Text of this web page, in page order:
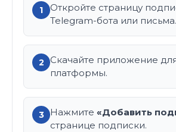
1
Откройте страницу
Telegram-бота или письма.
2
Скачайте приложение
платформы.
3 Нажмите «Добавить
странице подписки.